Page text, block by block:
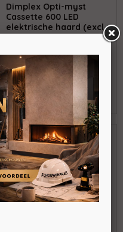
Dimplex Opti-myst
Cassette 600 LED
elektrische haard (excl.
houtset)
waterdamphaard
BEKIJKEN